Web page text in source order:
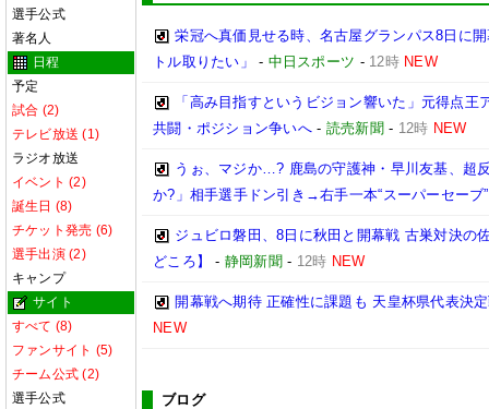
選手公式
著名人
日程
予定
試合 (2)
テレビ放送 (1)
ラジオ放送
イベント (2)
誕生日 (8)
チケット発売 (6)
選手出演 (2)
キャンプ
サイト
すべて (8)
ファンサイト (5)
チーム公式 (2)
選手公式
栄冠へ真価見せる時、名古屋グランパス8日に
トル取りたい」
- 中日スポーツ - 12時 NEW
「高み目指すというビジョン響いた」元得点
共闘・ポジション争いへ- 読売新聞 - 12時 NEW
うぉ、マジか…? 鹿島の守護神・早川友基、超
か?」相手選手ドン引き→右手一本“スーパーセーブ”
ジュビロ磐田、8日に秋田と開幕戦 古巣対決の
どころ】
- 静岡新聞 - 12時 NEW
開幕戦へ期待 正確性に課題も 天皇杯県代表決
NEW
ブログ